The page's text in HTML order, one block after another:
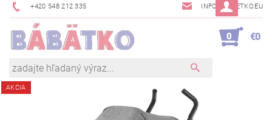
+420 548 212 335 INFO@BABETKO.EU
0 €0
AKCIA